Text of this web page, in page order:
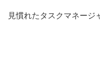
見慣れたタスクマネージ